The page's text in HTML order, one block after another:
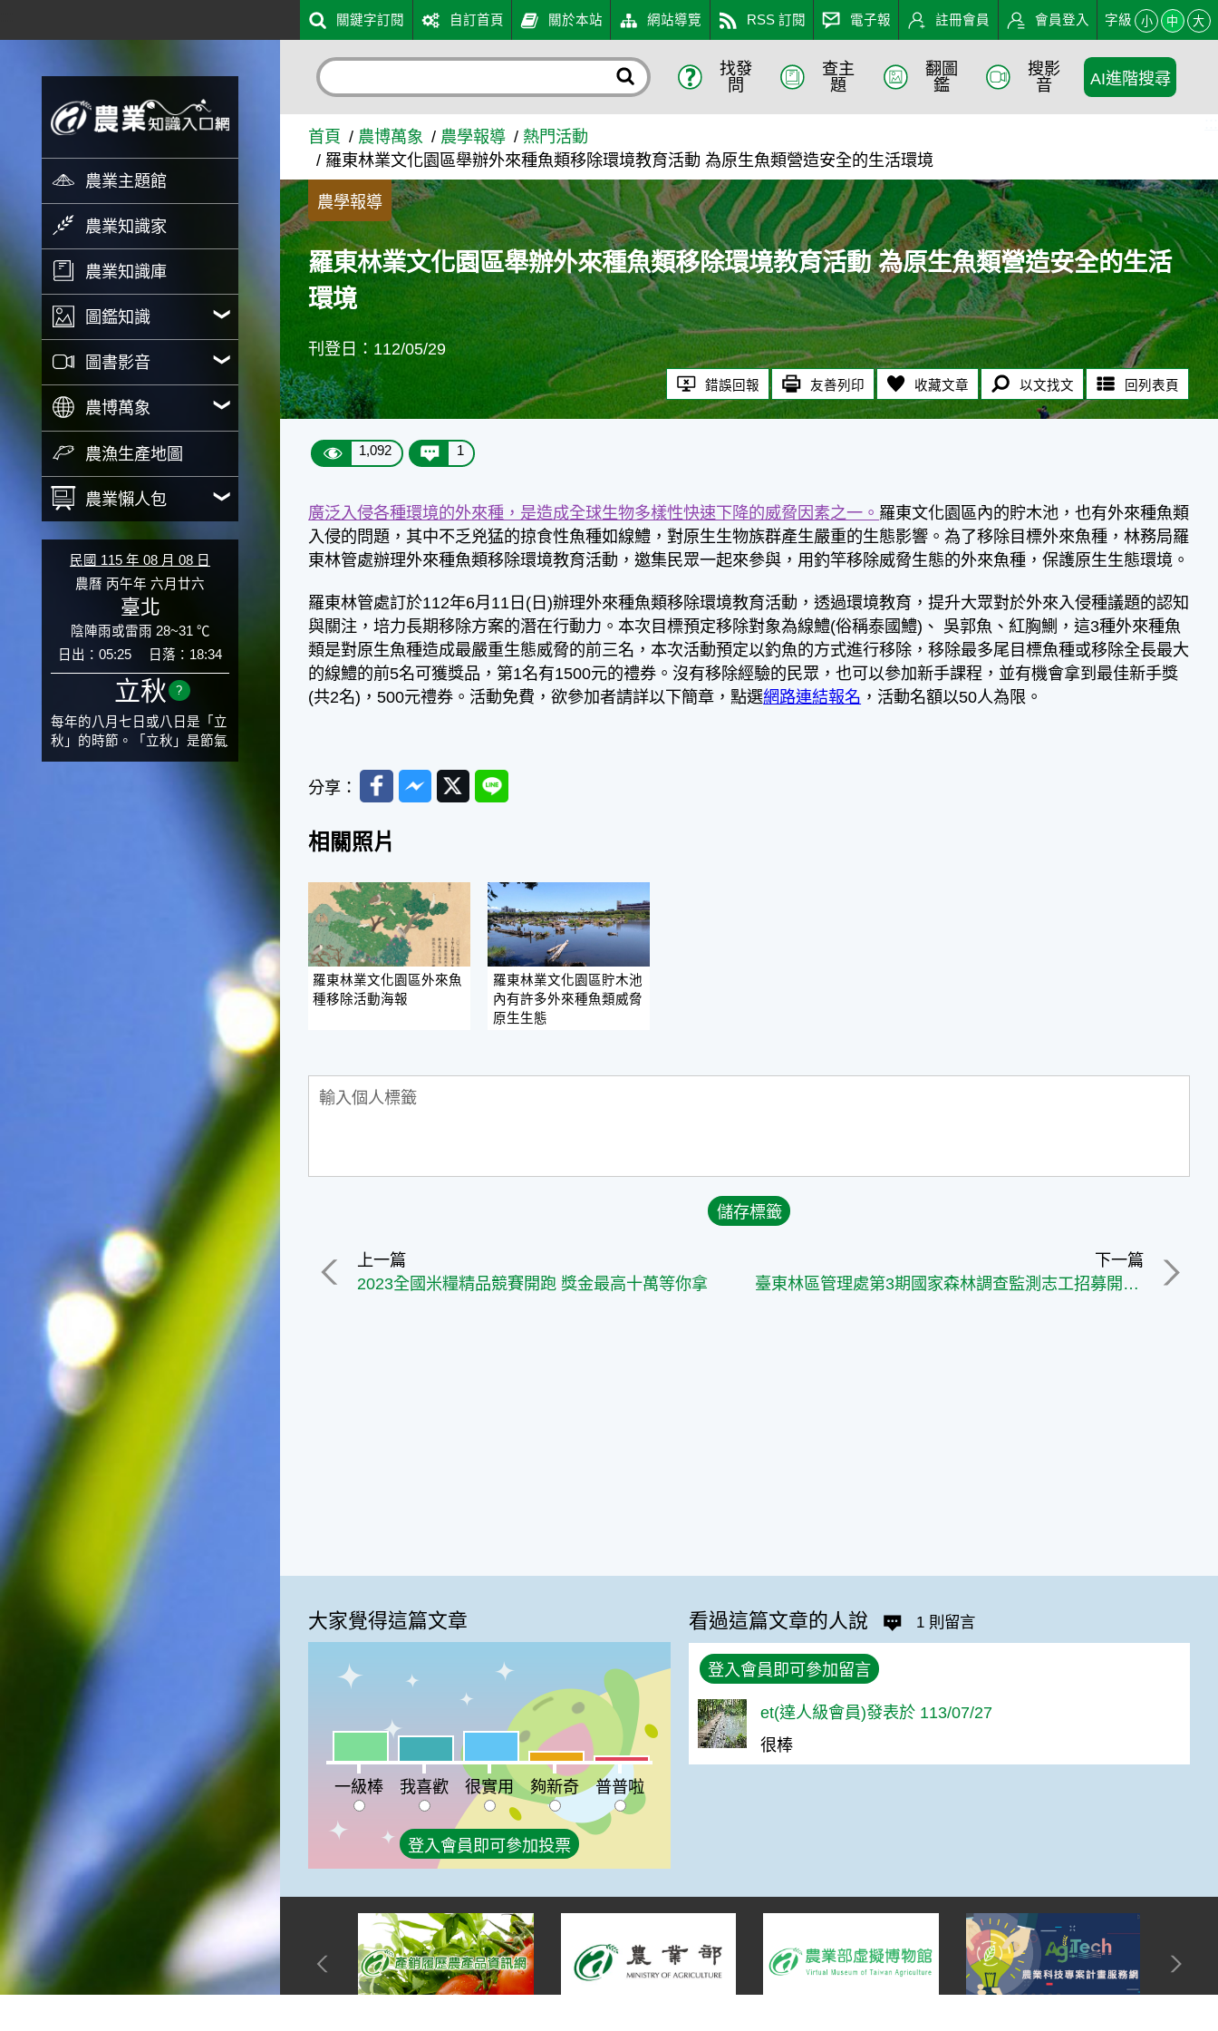
羅東林業文化園區舉辦外來種魚類移除環境教育活動 為原生魚類營造安全的生活環
農業主題館
農業知識家
農業知識庫
圖鑑知識
圖書影音
農博萬象
農漁生產地圖
農業懶人包
民國 115 年 08 月 08 日
農曆 丙午年 六月廿六
臺北
陰陣雨或雷雨 28~31 ℃
日出：05:25
日落：18:34
立秋 ?
每年的八月七日或八日是「立
秋」的時節。「立秋」是節氣
邁入秋涼的先聲，表示酷熱難
趕在立秋前後完成插秧工作，
否則再晚的話，就會影響稻作
好，所以選對時機插秧播種是
個時節，台灣周圍海域的水溫
仍然偏高，所以此時的漁獲還
是多屬於暖水魚，例如東部的
海域可以捕獲到鮮美的立翅旗
魚，在高雄外海有小串、烏
賊，澎湖附近則有鰆、蝦可以
捕獲。◎節氣小園丁這個節氣
是龍眼的盛產期，「龍眼」是
一般家庭在喜慶時常選用的水
果。在民間，人們相信吃了龍
眼肉，子孫會做大官，而且龍
眼又稱為「福圓」，所以有句
俗諺是這麼說的：「食福圓生
子生孫中狀元」，可見龍眼在
民間流傳的說法中是種有「福
氣」的水果喔！◎節氣生活在
這個節氣裡，最重要的節日就
是八月八日的父親節了。或許
因為父親節不一定逢到星期日
的關係，父親節在感覺上似乎
沒有母親節來得熱絡。不過，
父親為家庭付出的辛苦與努力
趁著一年一度的父親節，對爸
爸表達出心中的敬重與關愛，
心意後，一定會非常高興的。
◎節氣俗諺1.「雷打秋，年冬
俗諺的意思是：立秋這一天如
言，立秋日是十分忌諱打雷的
思是：根據老一輩人的說法，
如果立秋這一天是在農曆六
月，則漁民的作業期會比較早
結束；如果「立秋日」在七
月，則天氣會持續穩定，今年
的捕魚季節就會比較長，而漁
民們的收入也會相對提高呢！
關鍵字訂閱 自訂首頁 關於本站 網站導覽 RSS 訂閱 電子報 註冊會員 會員登入 字級 小 中 大
找發
問
查主
題
翻圖
鑑
搜影
音
AI進階搜尋
首頁 農博萬象 農學報導
熱門活動
羅東林業文化園區舉辦外來種魚類移除環境教育活動 為原生魚類營造安全的生活環境
農學報導
羅東林業文化園區舉辦外來種魚類移除環境教育活動 為原生魚類營造安全的生活
環境
刊登日：112/05/29
錯誤回報 友善列印 收藏文章 以文找文 回列表頁
1,092 1
廣泛入侵各種環境的外來種，是造成全球生物多樣性快速下降的威脅因素之一。 羅東文化園區內的貯木池，也有外來種魚類
入侵的問題，其中不乏兇猛的掠食性魚種如線鱧，對原生生物族群產生嚴重的生態影響。為了移除目標外來魚種，林務局羅
東林管處辦理外來種魚類移除環境教育活動，邀集民眾一起來參與，用釣竿移除威脅生態的外來魚種，保護原生生態環境。
羅東林管處訂於112年6月11日(日)辦理外來種魚類移除環境教育活動，透過環境教育，提升大眾對於外來入侵種議題的認知
與關注，培力長期移除方案的潛在行動力。本次目標預定移除對象為線鱧(俗稱泰國鱧)、 吳郭魚、紅胸鰂，這3種外來種魚
類是對原生魚種造成最嚴重生態威脅的前三名，本次活動預定以釣魚的方式進行移除，移除最多尾目標魚種或移除全長最大
的線鱧的前5名可獲獎品，第1名有1500元的禮券。沒有移除經驗的民眾，也可以參加新手課程，並有機會拿到最佳新手獎
(共2名)，500元禮券。活動免費，欲參加者請詳以下簡章，點選網路連結報名 ，活動名額以50人為限。
分享：
FacebookMessenger
TwitterLine
相關照片
羅東林業文化園區外來魚
種移除活動海報
羅東林業文化園區貯木池
內有許多外來種魚類威脅
原生生態
上一篇
2023全國米糧精品競賽開跑 獎金最高十萬等你拿
下一篇
臺東林區管理處第3期國家森林調查監測志工招募開跑囉!
大家覺得這篇文章
我喜歡:25%很實用:30%
夠新奇:10%普普啦:5%
一級棒
我喜歡 很實用 夠新奇 普普啦
登入會員即可參加投票
看過這篇文章的人說 1 則留言
登入會員即可參加留言
et(達人級會員)發表於 113/07/27
很棒